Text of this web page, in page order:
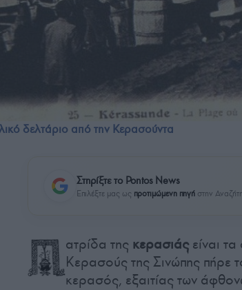
δελτάριο από την Κερασούντα
Στηρίξτε το Pontos News
Επιλέξτε μας ως προτιμώμενη πηγή στην
ατρίδα της κερασιάςείναι
Κερασούς της Σινώπης πήρε
κερασός, εξαιτίας των